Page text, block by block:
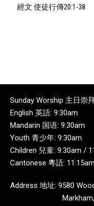
經文 使徒行傳20:1-38
Sunday Worship 主日崇
English 英語: 9:30am
Mandarin 国语: 9:30am
Youth 青少年: 9:30am
Children 兒童: 9:30am /
Cantonese 粵語: 11:15am
Address 地址: 9580
Markham, ON,